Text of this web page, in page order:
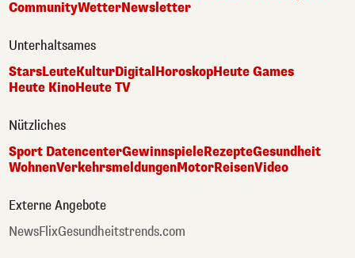
CommunityWetterNewsletter
Unterhaltsames
StarsLeuteKulturDigital HoroskopHeute Games
Heute KinoHeute TV
Nützliches
Sport DatencenterGewinnspieleRezepteGesundheit
WohnenVerkehrsmeldungenMotorReisenVideo
Externe Angebote
NewsFlixGesundheitstrends.com